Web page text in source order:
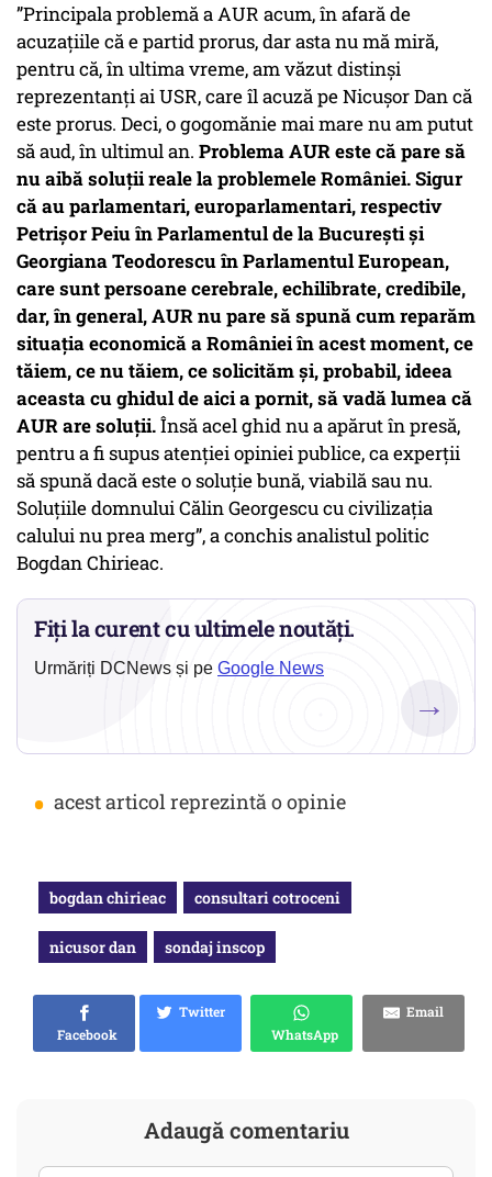
”Principala problemă a AUR acum, în afară de
acuzațiile că e partid prorus, dar asta nu mă miră,
pentru că, în ultima vreme, am văzut distinși
reprezentanți ai USR, care îl acuză pe Nicușor Dan că
este prorus. Deci, o gogomănie mai mare nu am putut
să aud, în ultimul an. Problema AUR este că pare să
nu aibă soluții reale la problemele României. Sigur
că au parlamentari, europarlamentari, respectiv
Petrișor Peiu în Parlamentul de la București și
Georgiana Teodorescu în Parlamentul European,
care sunt persoane cerebrale, echilibrate, credibile,
dar, în general, AUR nu pare să spună cum reparăm
situația economică a României în acest moment, ce
tăiem, ce nu tăiem, ce solicităm și, probabil, ideea
aceasta cu ghidul de aici a pornit, să vadă lumea că
AUR are soluții.Însă acel ghid nu a apărut în presă,
pentru a fi supus atenției opiniei publice, ca experții
să spună dacă este o soluție bună, viabilă sau nu.
Soluțiile domnului Călin Georgescu cu civilizația
calului nu prea merg”, a conchis analistul politic
Bogdan Chirieac.
Fiți la curent cu ultimele noutăți.
Urmăriți DCNews și pe Google News
→
• acest articol reprezintă o opinie
bogdan chirieac consultari cotroceni
nicusor dan sondaj inscop
Facebook
Twitter
WhatsApp
Email
Adaugă comentariu